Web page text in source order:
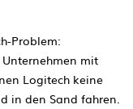
Problem:
mit
Logitech keine
in den Sand fahren.